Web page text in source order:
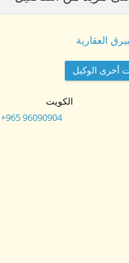
العقارية
أخرى الوكيل
الكويت
+965 96090904